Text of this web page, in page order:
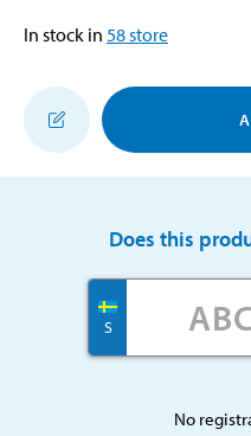
In stock in 58store
Does this
S
No